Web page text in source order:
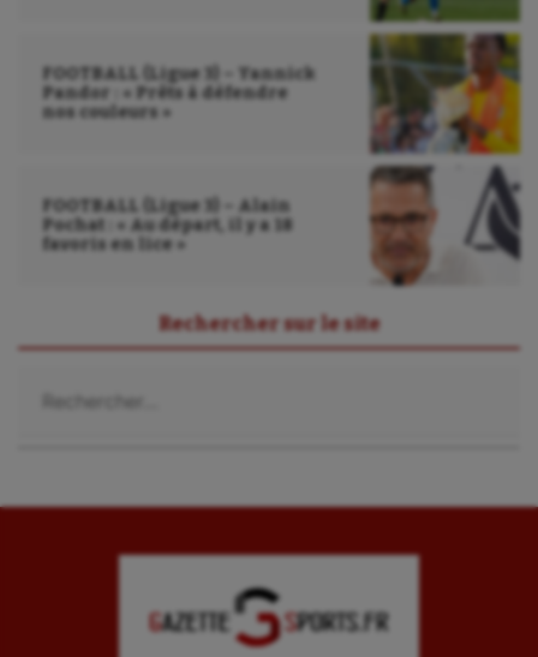
FOOTBALL (Ligue 3) – Yannick
Pandor : « Prêts à défendre
nos couleurs »
FOOTBALL (Ligue 3) – Alain
Pochat : « Au départ, il y a 18
favoris en lice »
Rechercher sur le site